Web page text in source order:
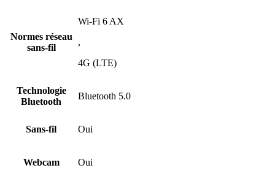
Normes réseau
sans-fil
Wi-Fi 6 AX
,
4G (LTE)
Technologie
Bluetooth
Bluetooth 5.0
Sans-fil Oui
Webcam Oui